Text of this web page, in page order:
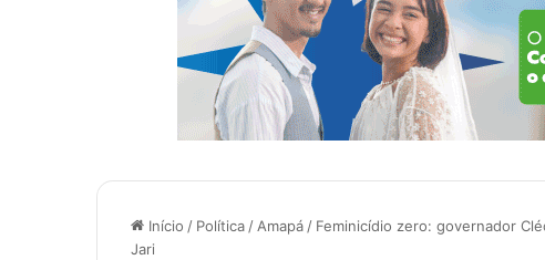
Início / Política/Amapá/ Feminicídio zero: governador
Jari